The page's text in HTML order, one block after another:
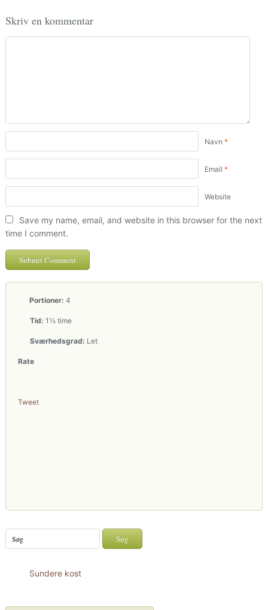
Skriv en kommentar
Navn *
Email *
Website
Save my name, email, and website in this browser for the next
time I comment.
Portioner: 4
Tid: 1½ time
Sværhedsgrad: Let
Rate
Tweet
Sundere kost